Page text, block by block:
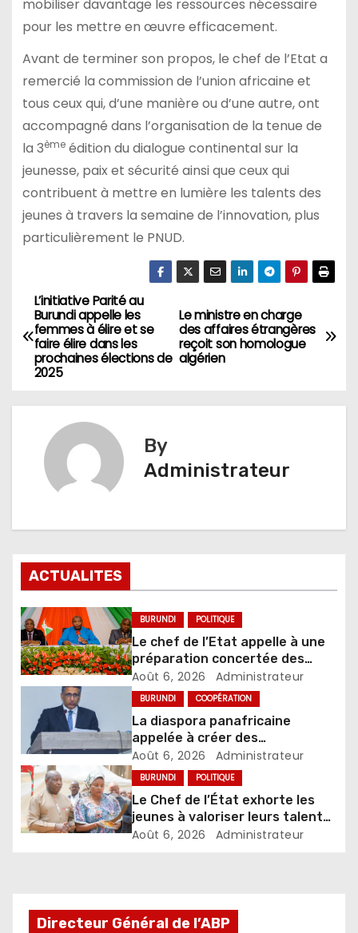
mobiliser davantage les ressources nécessaire
pour les mettre en œuvre efficacement.
Avant de terminer son propos, le chef de l’Etat a
remercié la commission de l’union africaine et
tous ceux qui, d’une manière ou d’une autre, ont
accompagné dans l’organisation de la tenue de
la 3èmeédition du dialogue continental sur la
jeunesse, paix et sécurité ainsi que ceux qui
contribuent à mettre en lumière les talents des
jeunes à travers la semaine de l’innovation, plus
particulièrement le PNUD.
Navigation
de
l’article
Le ministre en charge
des affaires étrangères
reçoit son homologue
algérien
L’initiative Parité au
Burundi appelle les
femmes à élire et se
faire élire dans les
prochaines élections de
2025
By
Administrateur
ACTUALITES
BURUNDI POLITIQUE
Le chef de l’Etat appelle à une
préparation concertée des
élections de 2027
Août 6, 2026 Administrateur
BURUNDI COOPÉRATION
La diaspora panafricaine
appelée à créer des
mécanismes favorisant
l’investissement dans les pays
d’origine
Août 6, 2026 Administrateur
BURUNDI POLITIQUE
Le Chef de l’État exhorte les
jeunes à valoriser leurs talents
pour accélérer le
Août 6, 2026 Administrateur
Directeur Général de l’ABP